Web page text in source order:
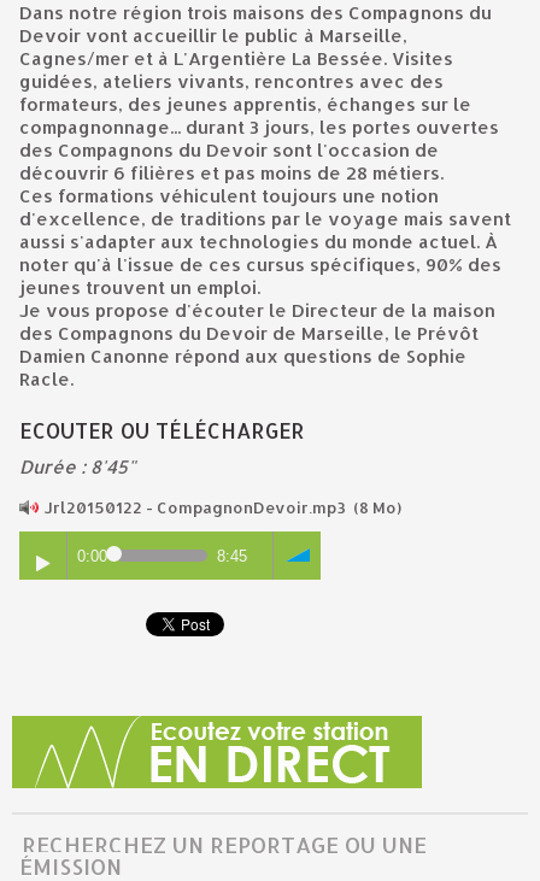
Dans notre région trois maisons des Compagnons du
Devoir vont accueillir le public à Marseille,
Cagnes/mer et à L'Argentière La Bessée. Visites
guidées, ateliers vivants, rencontres avec des
formateurs, des jeunes apprentis, échanges sur le
compagnonnage... durant 3 jours, les portes ouvertes
des Compagnons du Devoir sont l'occasion de
découvrir 6 filières et pas moins de 28 métiers.
Ces formations véhiculent toujours une notion
d'excellence, de traditions par le voyage mais savent
aussi s'adapter aux technologies du monde actuel. À
noter qu'à l'issue de ces cursus spécifiques, 90% des
jeunes trouvent un emploi.
Je vous propose d'écouter le Directeur de la maison
des Compagnons du Devoir de Marseille, le Prévôt
Damien Canonne répond aux questions de Sophie
Racle.
ECOUTER OU TÉLÉCHARGER
Durée : 8'45"
Jrl20150122 - CompagnonDevoir.mp3 (8 Mo)
0:00 8:45
RECHERCHEZ UN REPORTAGE OU UNE
ÉMISSION